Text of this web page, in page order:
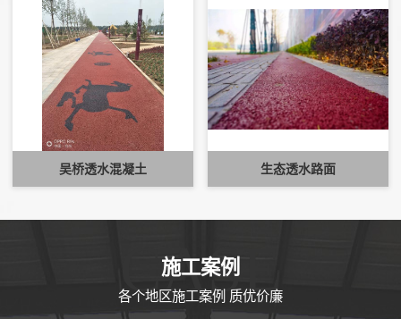
吴桥透水混凝土 生态透水路面
CASE
施工案例
各个地区施工案例 质优价廉